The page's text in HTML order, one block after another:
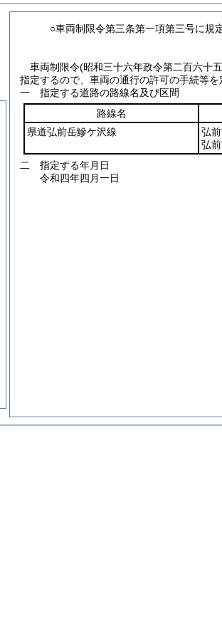
○車両制限令第三条第一項第三号に規
車両制限令(昭和三十六年政令第二百六十
指定するので、車両の通行の許可の手続等を
一 指定する道路の路線名及び区間
路線名
県道弘前岳鰺ケ沢線
弘
弘
二 指定する年月日
令和四年四月一日